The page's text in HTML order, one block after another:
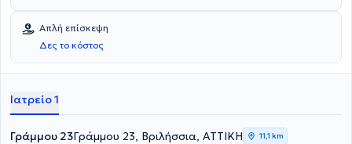
Πνευμονολογίας-Φυματιολογίας στη Β'Πανεπιστημιακή
Πνευμονολογική Κλινική νοσοκομείου "Αττικόν". Είναι Διδάκτωρ
Πανεπιστημίου Αθηνών (με βαθμό Αριστα). Επιμελητρια
Πνευμονολογικής κλινικής 401 ΓΣΝΑ. Επιστημονικός συνεργάτης
ραντεβού στο ιατρείο της στα Βριλήσσια και στη Βιοκλινική Αθηνών.
Πραγματοποιούνται επισκέψεις κατοίκον. Ηλεκτρονική
Απλή επίσκεψη
Δες το κόστος
Ιατρείο 1
Γράμμου 23Γράμμου 23, Βριλήσσια, ΑΤΤΙΚΗ 11,1 km